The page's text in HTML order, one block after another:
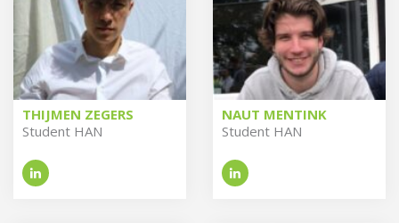
THIJMEN ZEGERS
Stu­dent HAN
NAUT MENTINK
Stu­dent HAN